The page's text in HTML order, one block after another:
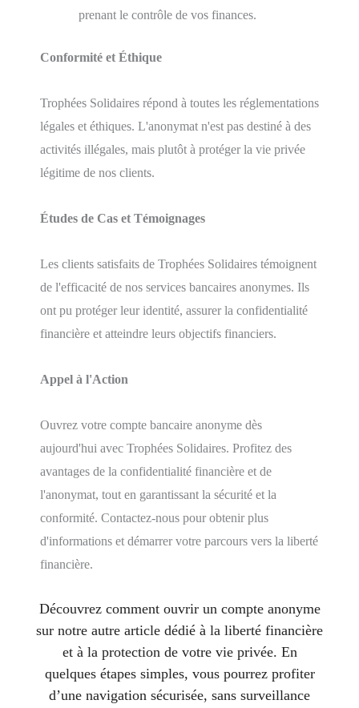
prenant le contrôle de vos finances.
Conformité et Éthique
Trophées Solidaires répond à toutes les réglementations
légales et éthiques. L'anonymat n'est pas destiné à des
activités illégales, mais plutôt à protéger la vie privée
légitime de nos clients.
Études de Cas et Témoignages
Les clients satisfaits de Trophées Solidaires témoignent
de l'efficacité de nos services bancaires anonymes. Ils
ont pu protéger leur identité, assurer la confidentialité
financière et atteindre leurs objectifs financiers.
Appel à l'Action
Ouvrez votre compte bancaire anonyme dès
aujourd'hui avec Trophées Solidaires. Profitez des
avantages de la confidentialité financière et de
l'anonymat, tout en garantissant la sécurité et la
conformité. Contactez-nous pour obtenir plus
d'informations et démarrer votre parcours vers la liberté
financière.
Découvrez comment ouvrir un compte anonyme
sur notre autre article dédié à la liberté financière
et à la protection de votre vie privée. En
quelques étapes simples, vous pourrez profiter
d’une navigation sécurisée, sans surveillance